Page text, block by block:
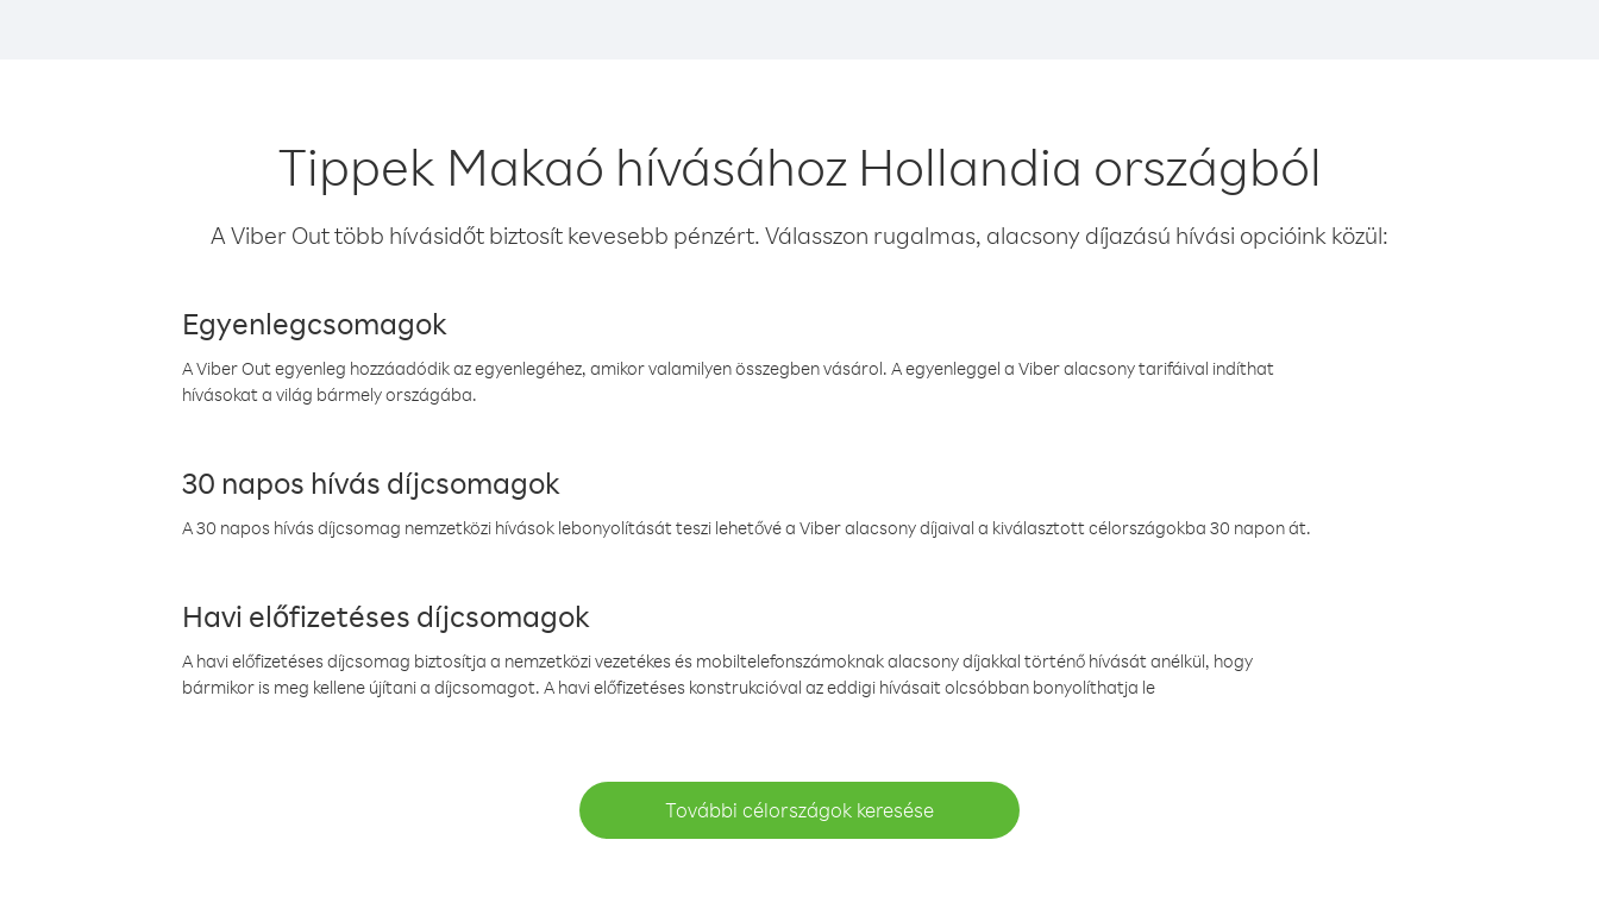
Tippek Makaó hívásához Hollandia országból
A Viber Out több hívásidőt biztosít kevesebb pénzért. Válasszon rugalmas, alacsony díjazású hívási opcióink közül:
Egyenlegcsomagok
A Viber Out egyenleg hozzáadódik az egyenlegéhez, amikor valamilyen összegben vásárol. A egyenleggel a Viber alacsony tarifáival indíthat
hívásokat a világ bármely országába.
30 napos hívás díjcsomagok
A 30 napos hívás díjcsomag nemzetközi hívások lebonyolítását teszi lehetővé a Viber alacsony díjaival a kiválasztott célországokba 30 napon át.
Havi előfizetéses díjcsomagok
A havi előfizetéses díjcsomag biztosítja a nemzetközi vezetékes és mobiltelefonszámoknak alacsony díjakkal történő hívását anélkül, hogy
bármikor is meg kellene újítani a díjcsomagot. A havi előfizetéses konstrukcióval az eddigi hívásait olcsóbban bonyolíthatja le
További célországok keresése